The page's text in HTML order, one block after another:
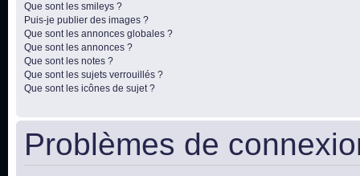
Que sont les smileys ?
Puis-je publier des images ?
Que sont les annonces globales ?
Que sont les annonces ?
Que sont les notes ?
Que sont les sujets verrouillés ?
Que sont les icônes de sujet ?
Problèmes de